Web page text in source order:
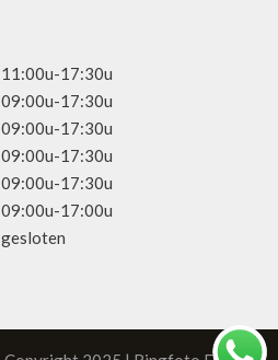
11:00u-17:30u
09:00u-17:30u
09:00u-17:30u
09:00u-17:30u
09:00u-17:30u
09:00u-17:00u
gesloten